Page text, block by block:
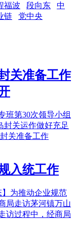
福波 段向东
中
链 党中央
关准备工作
班第30次领导小组
封关运作做好充足
关准备工作
入统工作
】为推动企业规范
局走访茅河镇万山
访过程中，经商局